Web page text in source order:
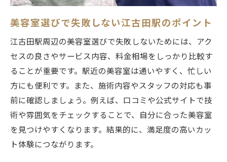
利
駅周辺でカットが得意な美容室の魅力紹介
忙しい人におすすめの駅近美容室利用術
美容室選びで利便性を重視する秘訣
江古田駅の美容室で快適にカット体験
予約なしでも安心な美容室カットの魅力
予約なしで利用できる美容室の利点と選び
美容室選びで失敗しない江古田駅のポイント
江古田駅周辺の美容室選びで失敗しないためには、アク
セスの良さやサービス内容、料金相場をしっかり比較す
ることが重要です。駅近の美容室は通いやすく、忙しい
方にも便利です。また、施術内容やスタッフの対応も事
前に確認しましょう。例えば、口コミや公式サイトで技
術や雰囲気をチェックすることで、自分に合った美容室
を見つけやすくなります。結果的に、満足度の高いカッ
ト体験につながります。